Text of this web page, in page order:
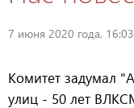
7 июня 2020 года, 16:03
Комитет задумал
улиц - 50 лет